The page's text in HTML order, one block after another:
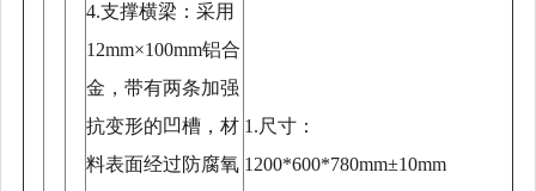
4.支撑横梁：采用
12mm×100mm铝合
金，带有两条加强
抗变形的凹槽，材
料表面经过防腐氧
1.尺寸：
1200*600*780mm±10mm